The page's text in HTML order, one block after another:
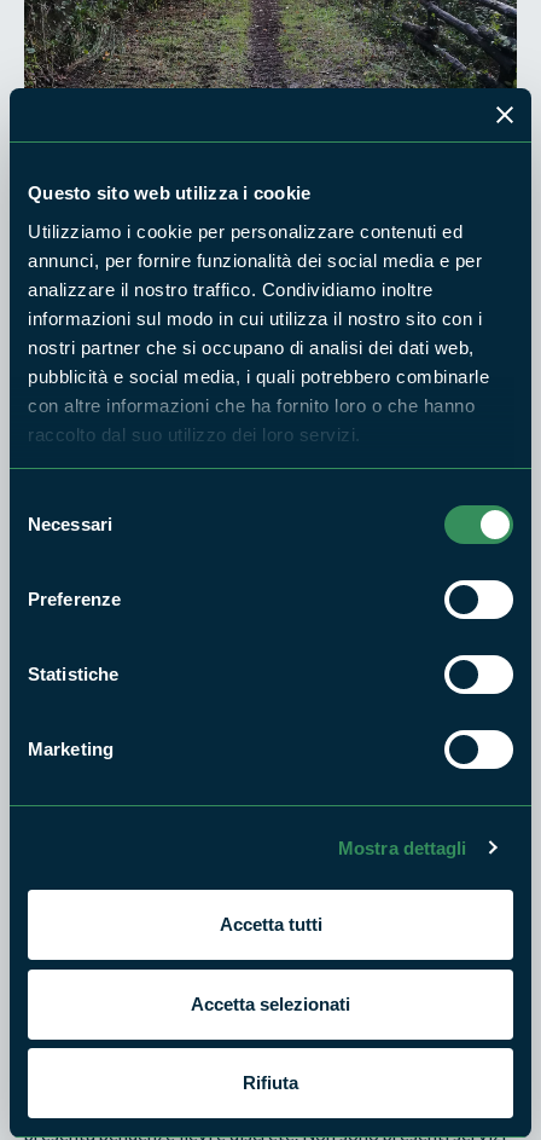
Questo sito web utilizza i cookie
Utilizziamo i cookie per personalizzare contenuti ed
annunci, per fornire funzionalità dei social media e per
analizzare il nostro traffico. Condividiamo inoltre
informazioni sul modo in cui utilizza il nostro sito con i
nostri partner che si occupano di analisi dei dati web,
pubblicità e social media, i quali potrebbero combinarle
con altre informazioni che ha fornito loro o che hanno
raccolto dal suo utilizzo dei loro servizi.
delNecessari
Preferenze
Statistiche
Marketing
Mostra dettagli
Accetta tutti
Accetta selezionati
Rifiuta
Il percorso iniziando daMonterosiè per circa 3 km su asfalto
. Poi inizia la parte sterrata
con fondo battuto e ampio per il primo tratto per poi passare
aver attraversato una strada asfaltata (Via di Fonte termini)
”) per arrivare poi in loc. Malpasso da
dove è possibile ammirare il golfo di Trevignano romano con
L’ultimo tratto presenti alcuni punti molto scoscesi con
presenza di pietre sul percorso.
sempre con cautela soprattutto in discesa in quanto il
percorso è frequentato anche dagli amanti del trekking e dei
Accessibilità*:il percorso per lunghi tratti è con fondo
compatto e battuto e per altri tratti leggermente sconnesso
dovuto agli scoli delle acque. Lungo il percorso non ci sono
sedute, strettoie e non c’è possibilità di rifornimento di acqua.
presenta pendenze lievi e discrete. Non sono presenti servizi